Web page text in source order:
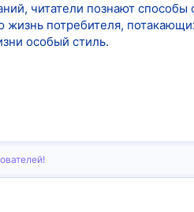
читатели познают
потребителя,
особый стиль.